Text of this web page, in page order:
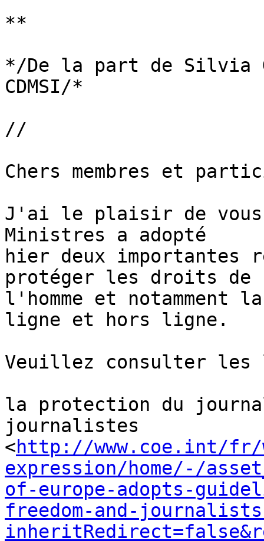
**
*/De la part de Silvia
CDMSI/*
//
Chers membres et
J'ai le plaisir de vous
Ministres a adopté
hier deux importantes
protéger les droits de
l'homme et notamment
ligne et hors ligne.
Veuillez consulter
la protection du
journalistes
<http://www.coe.int/fr/
expression/home/-/
of-europe-adopts-
freedom-and-